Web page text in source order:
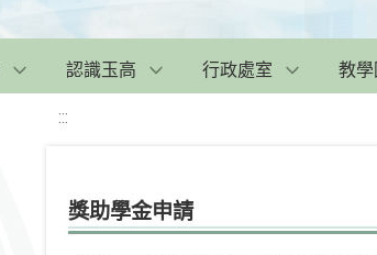
認識玉高 行政處室 教
:::
獎助學金申請